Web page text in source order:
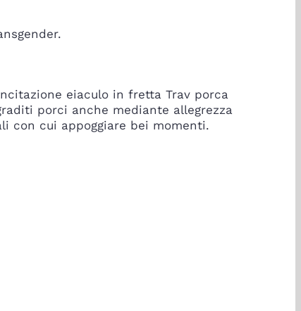
eiaculo in fretta Trav porca
porci anche mediante allegrezza
con cui appoggiare bei momenti.